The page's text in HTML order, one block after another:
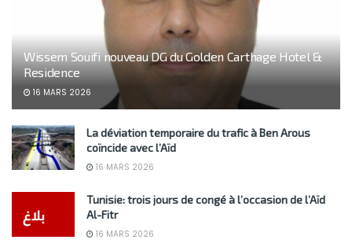
Wissem Souifi nouveau DG du Golden Carthage Hotel &
Residence
16 MARS 2026
La déviation temporaire du trafic à Ben Arous
coïncide avec l’Aïd
16 MARS 2026
Tunisie: trois jours de congé à l’occasion de l’Aïd
Al-Fitr
16 MARS 2026